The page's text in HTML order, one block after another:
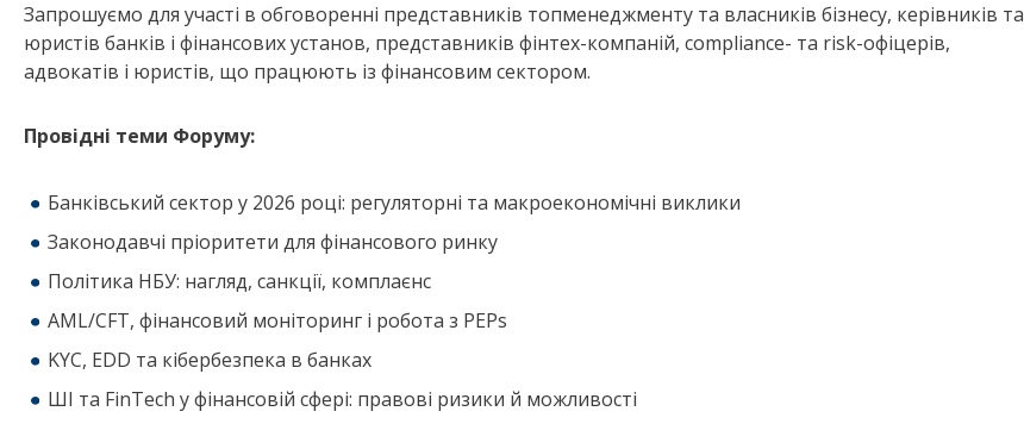
Запрошуємо для участі в обговоренні представників топменеджменту та власників бізнесу, керівників та
юристів банків і фінансових установ, представників фінтех-компаній, compliance- та risk-офіцерів,
адвокатів і юристів, що працюють із фінансовим сектором.
Провідні теми Форуму:
Банківський сектор у 2026 році: регуляторні та макроекономічні виклики
Законодавчі пріоритети для фінансового ринку
Політика НБУ: нагляд, санкції, комплаєнс
AML/CFT, фінансовий моніторинг і робота з PEPs
KYC, EDD та кібербезпека в банках
ШІ та FinTech у фінансовій сфері: правові ризики й можливості